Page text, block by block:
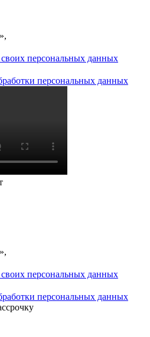
своих персональных данных
персональных данных
своих персональных данных
персональных данных